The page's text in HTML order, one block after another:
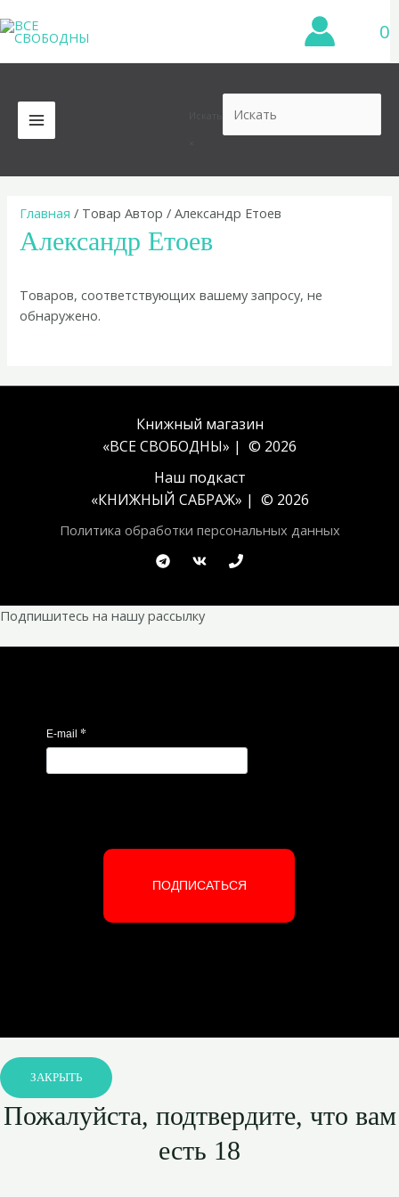
к
содержимому
0
MAIN
MENU
Главная / Товар Автор / Александр Етоев
Александр Етоев
Товаров, соответствующих вашему запросу, не
обнаружено.
Книжный магазин
«ВСЕ СВОБОДНЫ» | © 2026
Наш подкаст
«КНИЖНЫЙ САБРАЖ» | © 2026
Политика обработки персональных данных
Подпишитесь на нашу рассылку
E-mail *
ПОДПИСАТЬСЯ
ЗАКРЫТЬ
Пожалуйста, подтвердите, что вам
есть 18